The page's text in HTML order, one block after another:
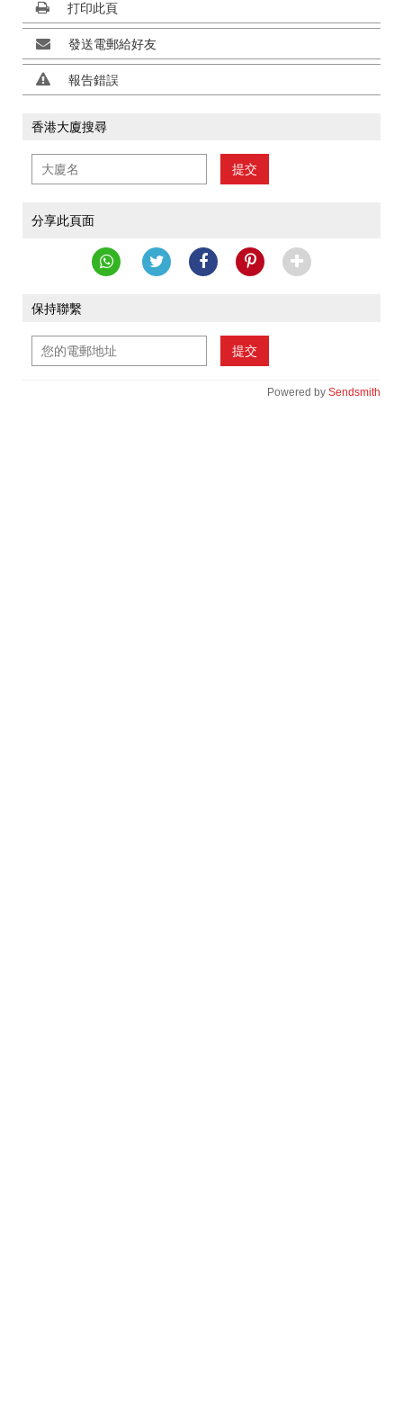
打印此頁
發送電郵給好友
報告錯誤
香港大廈搜尋
提交
分享此頁面
保持聯繫
提交
Powered by Sendsmith